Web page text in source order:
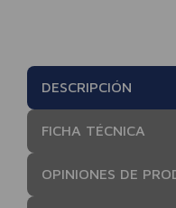
DESCRIPCIÓN
FICHA TÉCNICA
OPINIONES DE